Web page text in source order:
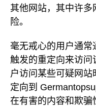
其他网站，其中许
险。
毫无戒心的用户通
触发的重定向来访问
户访问某些可疑网
定向到
在有害的内容和欺